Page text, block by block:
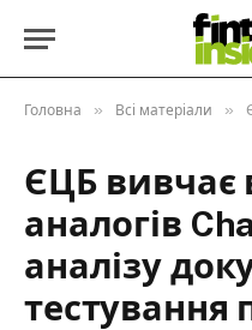
Головна » Всі матеріали »
ЄЦБ вивчає
аналогів
аналізу
тестування